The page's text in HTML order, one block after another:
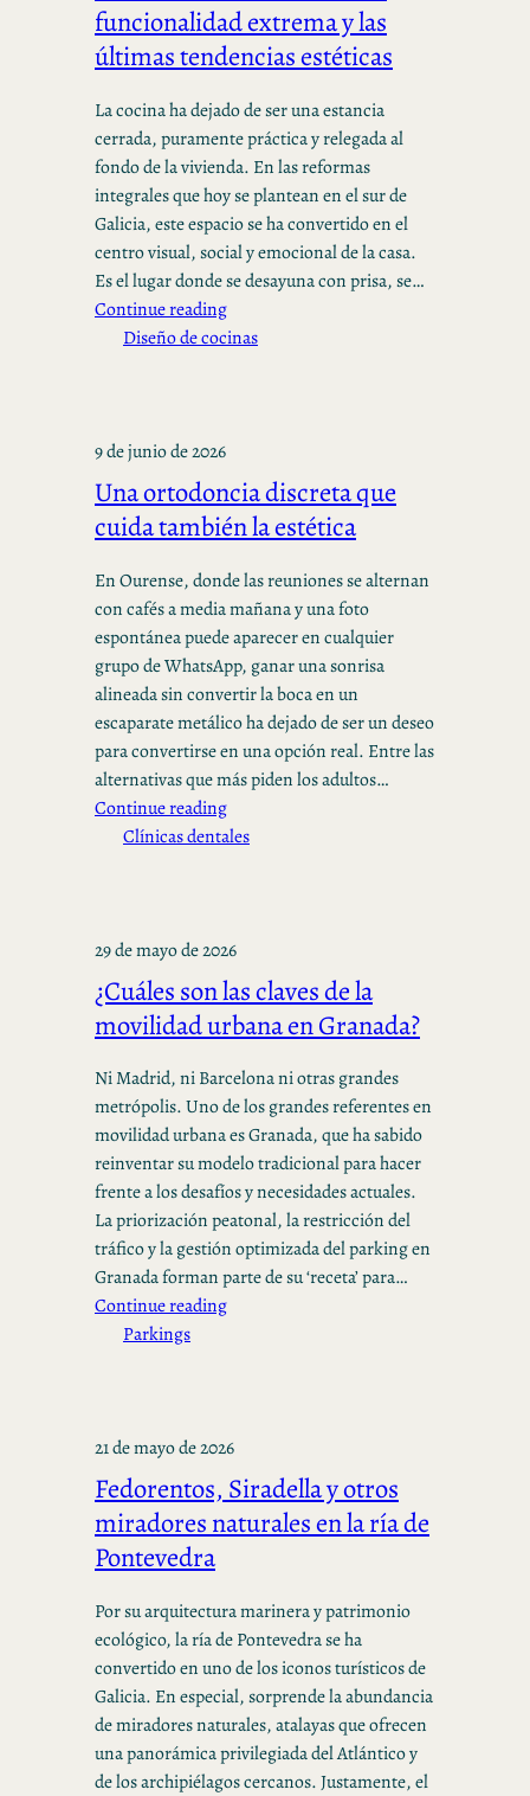
funcionalidad extrema y las
últimas tendencias estéticas
La cocina ha dejado de ser una estancia
cerrada, puramente práctica y relegada al
fondo de la vivienda. En las reformas
integrales que hoy se plantean en el sur de
Galicia, este espacio se ha convertido en el
centro visual, social y emocional de la casa.
Es el lugar donde se desayuna con prisa, se…
Continue reading
Diseño de cocinas
9 de junio de 2026
Una ortodoncia discreta que
cuida también la estética
En Ourense, donde las reuniones se alternan
con cafés a media mañana y una foto
espontánea puede aparecer en cualquier
grupo de WhatsApp, ganar una sonrisa
alineada sin convertir la boca en un
escaparate metálico ha dejado de ser un deseo
para convertirse en una opción real. Entre las
alternativas que más piden los adultos…
Continue reading
Clínicas dentales
29 de mayo de 2026
¿Cuáles son las claves de la
movilidad urbana en Granada?
Ni Madrid, ni Barcelona ni otras grandes
metrópolis. Uno de los grandes referentes en
movilidad urbana es Granada, que ha sabido
reinventar su modelo tradicional para hacer
frente a los desafíos y necesidades actuales.
La priorización peatonal, la restricción del
tráfico y la gestión optimizada del parking en
Granada forman parte de su ‘receta’ para…
Continue reading
Parkings
21 de mayo de 2026
Fedorentos, Siradella y otros
miradores naturales en la ría de
Pontevedra
Por su arquitectura marinera y patrimonio
ecológico, la ría de Pontevedra se ha
convertido en uno de los iconos turísticos de
Galicia. En especial, sorprende la abundancia
de miradores naturales, atalayas que ofrecen
una panorámica privilegiada del Atlántico y
de los archipiélagos cercanos. Justamente, el